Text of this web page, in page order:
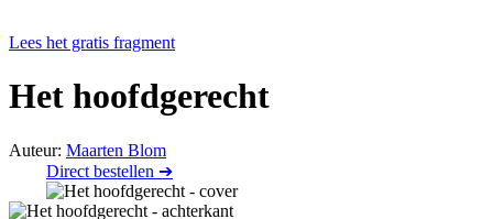
Lees het gratis fragment
Het hoofdgerecht
Auteur: Maarten Blom
Direct bestellen ➔